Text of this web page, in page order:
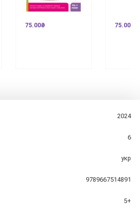
75.00₴ 75.00₴
2024
6
укр
9789667514891
5+